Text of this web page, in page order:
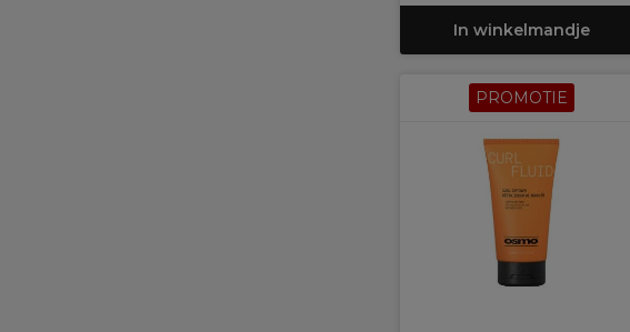
In winkelmandje
PROMOTIE